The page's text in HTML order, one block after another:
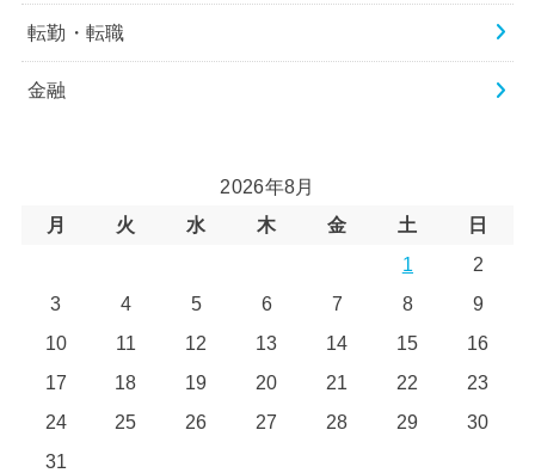
転勤・転職
金融
2026年8月
月
火 水 木 金 土
日
1
2
3
4 5 6 7 8
9
10
11 12 13 14 15
16
17
18 19 20 21 22
23
24
25 26 27 28 29
30
31